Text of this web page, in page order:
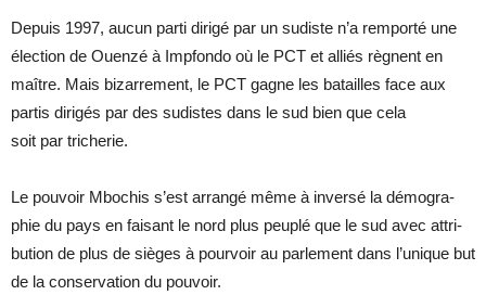
De­puis 1997, au­cun parti di­rigé par un su­diste n’a rem­porté une
élec­tion de Ouenzé à Imp­fondo où le PCT et al­liés règnent en
maître. Mais bi­zar­re­ment, le PCT gagne les ba­tailles face aux
par­tis di­ri­gés par des su­distes dans le sud bien que cela
soit par tri­che­rie.
Le pou­voir Mbo­chis s’est ar­rangé même à in­versé la dé­mo­gra­
phie du pays en fai­sant le nord plus peu­plé que le sud avec at­tri­
bu­tion de plus de sièges à pour­voir au par­le­ment dans l’unique but
de la conser­va­tion du pou­voir.